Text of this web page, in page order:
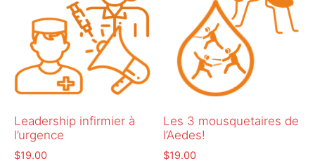
Leadership infirmier à
l’urgence
$19.00
Les 3 mousquetaires de
l’Aedes!
$19.00